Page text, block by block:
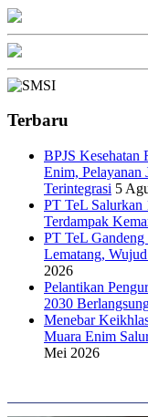
Terbaru
BPJS Kesehatan
Enim,
Terintegrasi 5
PT TeL
Terdampak
PT TeL Gandeng
Lematang,
2026
Pelantikan
2030
Menebar
Muara Enim
Mei 2026